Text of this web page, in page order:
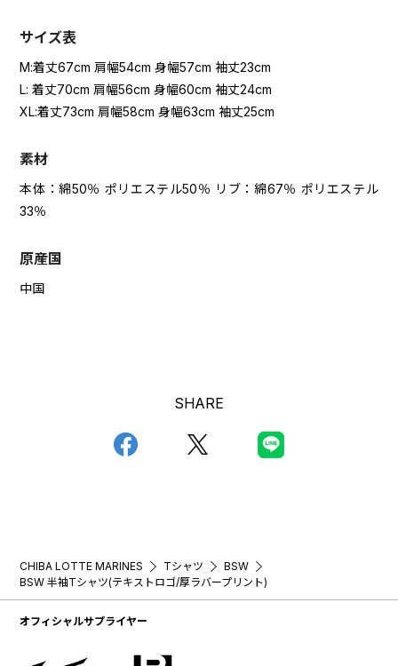
サイズ表
M:着丈67cm 肩幅54cm 身幅57cm 袖丈23cm
L: 着丈70cm 肩幅56cm 身幅60cm 袖丈24cm
XL:着丈73cm 肩幅58cm 身幅63cm 袖丈25cm
素材
本体：綿50％ ポリエステル50％ リブ：綿67％ ポリエステル
33％
原産国
中国
SHARE
CHIBA LOTTE MARINES Tシャツ
BSW
BSW 半袖Tシャツ(テキストロゴ/厚ラバープリント)
オフィシャルサプライヤー